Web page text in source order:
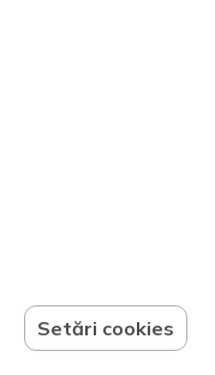
Setări cookies